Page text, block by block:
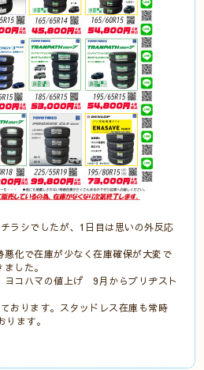
ラシでしたが、1日目は思いの外反応
化で在庫が少なく在庫確保が大変で
した。
ヨコハマの値上げ 9月からブリヂスト
おります。スタッドレス在庫も常時
ます。